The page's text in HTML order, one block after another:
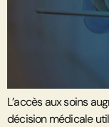
L’accès aux soins
décision médicale